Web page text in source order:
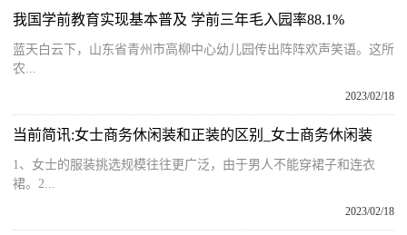
我国学前教育实现基本普及 学前三年毛入园率88.1%
蓝天白云下，山东省青州市高柳中心幼儿园传出阵阵欢声笑语。这所
农...
2023/02/18
当前简讯:女士商务休闲装和正装的区别_女士商务休闲装
1、女士的服装挑选规模往往更广泛，由于男人不能穿裙子和连衣
裙。2...
2023/02/18